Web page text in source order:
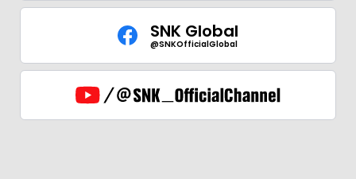
SNK Global
@SNKOfficialGlobal